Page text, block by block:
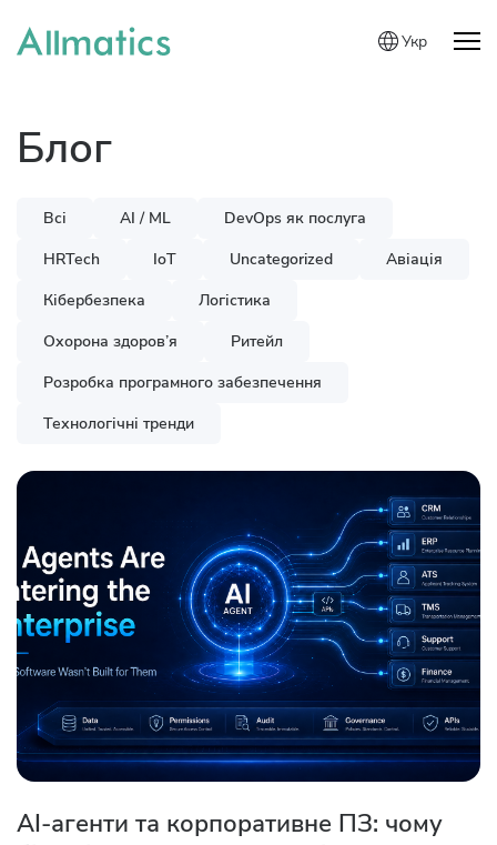
Укр
Блог
Всі AI / ML
DevOps як послуга
HRTech
IoT Uncategorized
Авіація
Кібербезпека
Логістика
Охорона здоров’я
Ритейл
Розробка програмного забезпечення
Технологічні тренди
AI-агенти та корпоративне ПЗ: чому